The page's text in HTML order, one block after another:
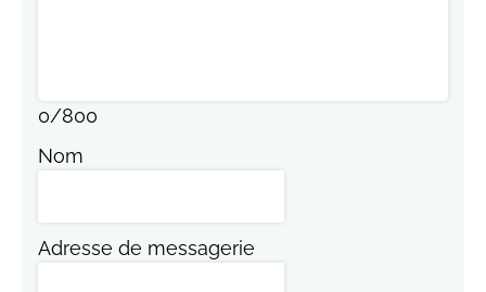
0/800
Nom
Adresse de messagerie